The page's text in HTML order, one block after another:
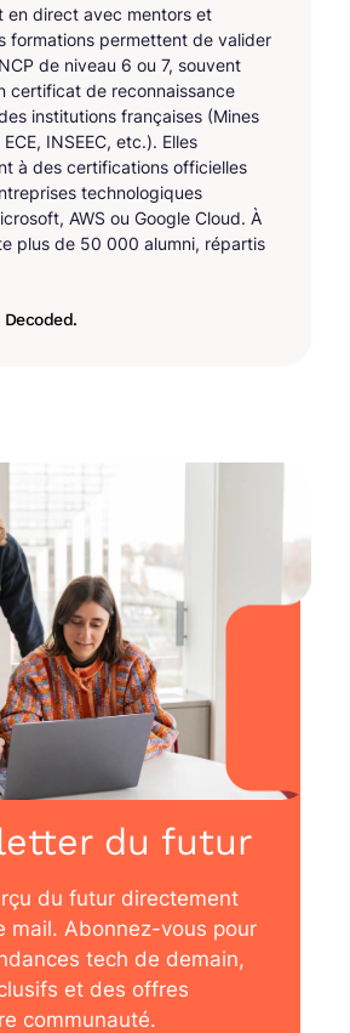
en direct avec mentors et
formations permettent de valider
de niveau 6 ou 7, souvent
certificat de reconnaissance
institutions françaises (Mines
INSEEC, etc.). Elles
à des certifications officielles
technologiques
AWS ou Google Cloud. À
plus de 50 000 alumni, répartis
du futur
du futur directement
mail. Abonnez-vous pour
tech de demain,
et des offres
communauté.